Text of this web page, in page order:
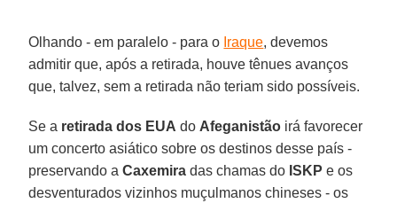
Olhando - em paralelo - para o Iraque, devemos
admitir que, após a retirada, houve tênues avanços
que, talvez, sem a retirada não teriam sido possíveis.
Se a retirada dos EUA do Afeganistão irá favorecer
um concerto asiático sobre os destinos desse país -
preservando aCaxemira das chamas do ISKP e os
desventurados vizinhos muçulmanos chineses - os